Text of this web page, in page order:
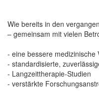
Wie bereits in den
– gemeinsam mit vielen
- eine bessere medizinische
- standardisierte,
- Langzeittherapie-Studien
- verstärkte